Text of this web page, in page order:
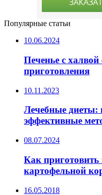
Популярные статьи
10.06.2024
Печенье с
приготовления
10.11.2023
Лечебные диеты:
эффективные
08.07.2024
Как
картофельной
16.05.2018